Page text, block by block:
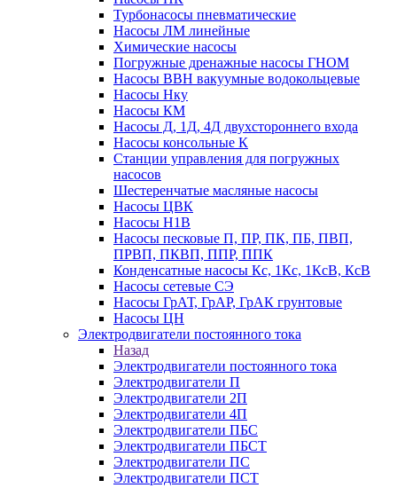
Турбонасосы пневматические
Насосы ЛМ линейные
Химические насосы
Погружные дренажные насосы ГНОМ
Насосы ВВН вакуумные водокольцевые
Насосы Нку
Насосы КМ
Насосы Д, 1Д, 4Д двухстороннего входа
Насосы консольные К
Станции управления для погружных
насосов
Шестеренчатые масляные насосы
Насосы ЦВК
Насосы Н1В
Насосы песковые П, ПР, ПК, ПБ, ПВП,
ПРВП, ПКВП, ППР, ППК
Конденсатные насосы Кс, 1Кс, 1КсВ, КсВ
Насосы сетевые СЭ
Насосы ГрАТ, ГрАР, ГрАК грунтовые
Насосы ЦН
Электродвигатели постоянного тока
Назад
Электродвигатели постоянного тока
Электродвигатели П
Электродвигатели 2П
Электродвигатели 4П
Электродвигатели ПБС
Электродвигатели ПБСТ
Электродвигатели ПС
Электродвигатели ПСТ